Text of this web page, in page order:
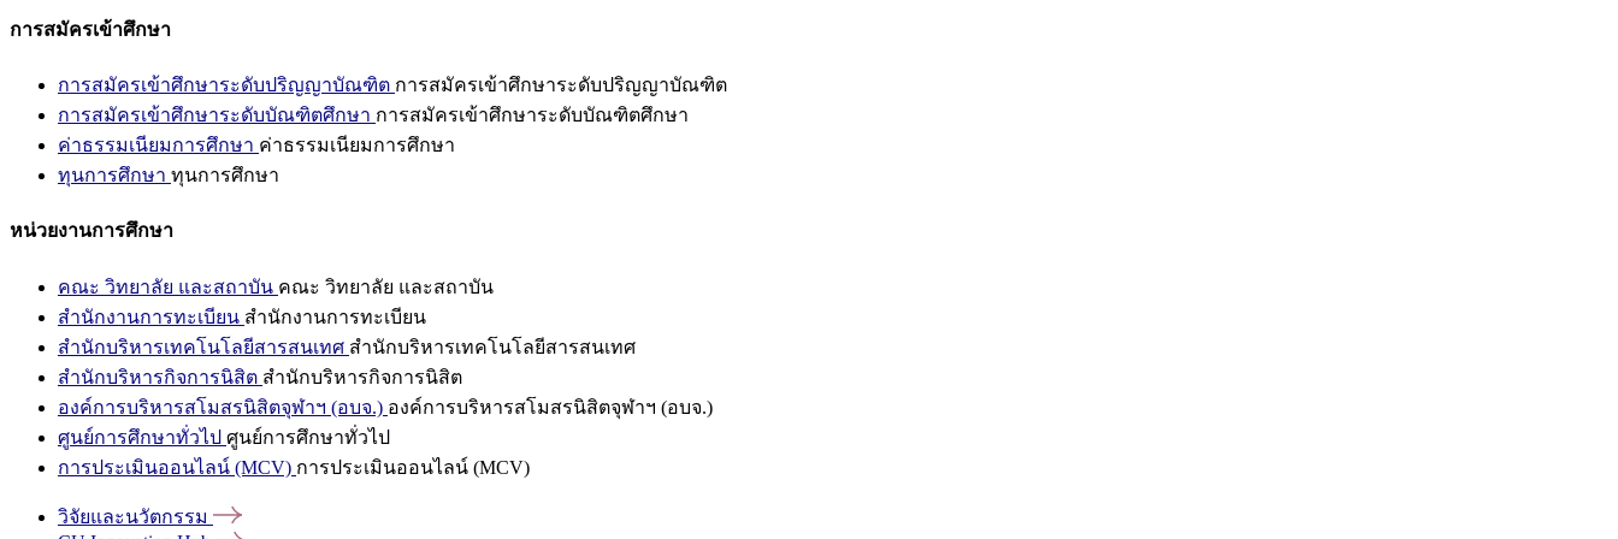
การสมัครเข้าศึกษา
การสมัครเข้าศึกษาระดับปริญญาบัณฑิต การสมัครเข้าศึกษาระดับปริญญาบัณฑิต
การสมัครเข้าศึกษาระดับบัณฑิตศึกษา การสมัครเข้าศึกษาระดับบัณฑิตศึกษา
ค่าธรรมเนียมการศึกษา ค่าธรรมเนียมการศึกษา
ทุนการศึกษา ทุนการศึกษา
หน่วยงานการศึกษา
คณะ วิทยาลัย และสถาบัน คณะ วิทยาลัย และสถาบัน
สำนักงานการทะเบียน สำนักงานการทะเบียน
สำนักบริหารเทคโนโลยีสารสนเทศ สำนักบริหารเทคโนโลยีสารสนเทศ
สำนักบริหารกิจการนิสิต สำนักบริหารกิจการนิสิต
องค์การบริหารสโมสรนิสิตจุฬาฯ (อบจ.) องค์การบริหารสโมสรนิสิตจุฬาฯ (อบจ.)
ศูนย์การศึกษาทั่วไป ศูนย์การศึกษาทั่วไป
การประเมินออนไลน์ (MCV) การประเมินออนไลน์ (MCV)
วิจัยและนวัตกรรม